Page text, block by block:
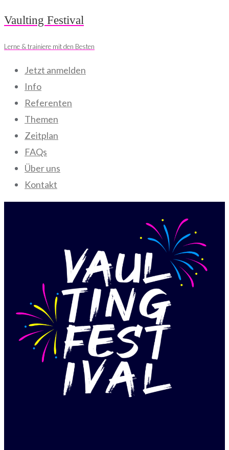
Skip
content
Vaulting Festival
Lerne & trainiere mit den Besten
Jetzt anmelden
Info
Referenten
Themen
Zeitplan
FAQs
Über uns
Kontakt